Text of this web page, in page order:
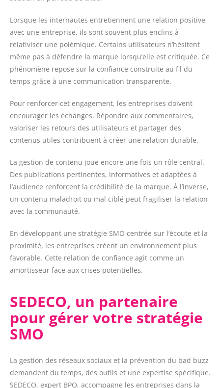
Lorsque les internautes entretiennent une relation positive
avec une entreprise, ils sont souvent plus enclins à
relativiser une polémique. Certains utilisateurs n’hésitent
même pas à défendre la marque lorsqu’elle est critiquée. Ce
phénomène repose sur la confiance construite au fil du
temps grâce à une communication transparente.
Pour renforcer cet engagement, les entreprises doivent
encourager les échanges. Répondre aux commentaires,
valoriser les retours des utilisateurs et partager des
contenus utiles contribuent à créer une relation durable.
La gestion de contenu joue encore une fois un rôle central.
Des publications pertinentes, informatives et adaptées à
l’audience renforcent la crédibilité de la marque. À l’inverse,
un contenu maladroit ou mal ciblé peut fragiliser la relation
avec la communauté.
En développant une stratégie SMO centrée sur l’écoute et la
proximité, les entreprises créent un environnement plus
favorable. Cette relation de confiance agit comme un
amortisseur face aux crises potentielles.
SEDECO, un partenaire
pour gérer votre stratégie
SMO
La gestion des réseaux sociaux et la prévention du bad buzz
demandent du temps, des outils et une expertise spécifique.
SEDECO, expert BPO, accompagne les entreprises dans la